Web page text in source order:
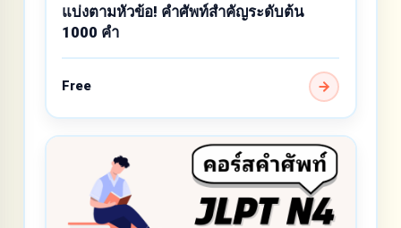
แบ่งตามหัวข้อ! คำศัพท์สำคัญระดับต้น
1000 คำ
Free